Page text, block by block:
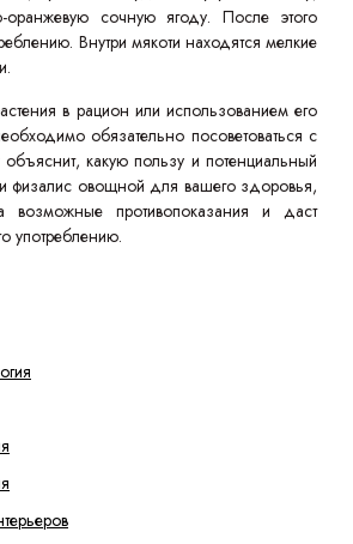
сочную ягоду. После этого
Внутри мякоти находятся мелкие
в рацион или использованием его
обязательно посоветоваться с
какую пользу и потенциальный
физалис овощной для вашего здоровья,
возможные противопоказания и даст
употреблению.